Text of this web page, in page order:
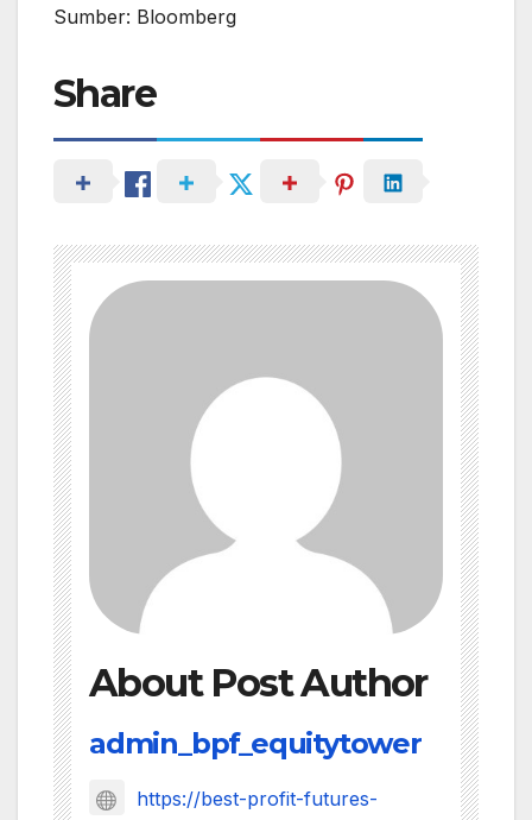
Sumber: Bloomberg
Share
About Post Author
admin_bpf_equitytower
https://best-profit-futures-